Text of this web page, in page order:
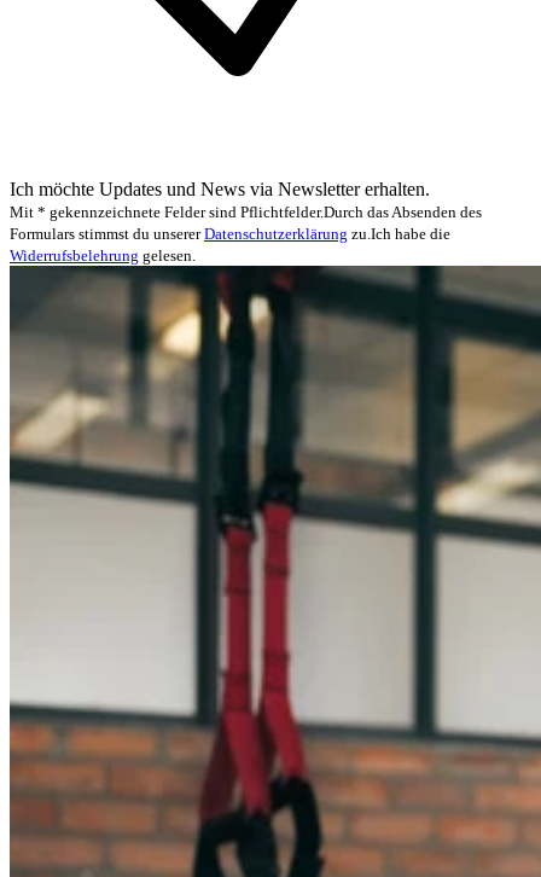
Ich möchte Updates und News via Newsletter erhalten.
Mit * gekennzeichnete Felder sind Pflichtfelder.Durch das Absenden des
Formulars stimmst du unserer Datenschutzerklärung zu. Ich habe die
Widerrufsbelehrung gelesen.